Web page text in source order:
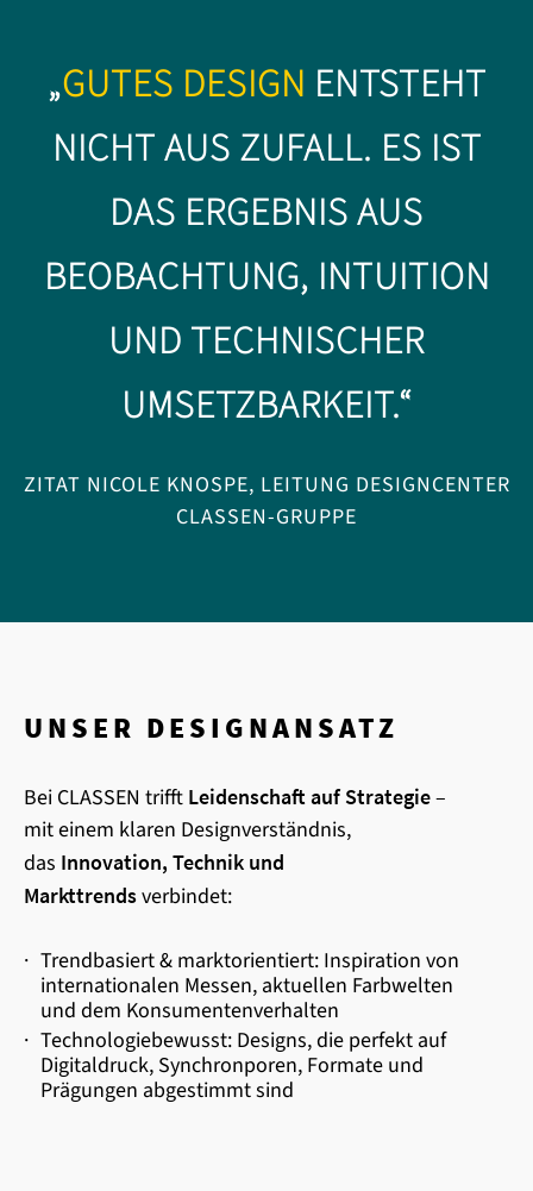
„GUTES DESIGN ENTSTEHT
NICHT AUS ZUFALL. ES IST
DAS ERGEBNIS AUS
BEOBACHTUNG, INTUITION
UND TECHNISCHER
UMSETZBARKEIT.“
ZITAT NICOLE KNOSPE, LEITUNG DESIGNCENTER
CLASSEN-GRUPPE
UNSER DESIGNANSATZ
Bei CLASSEN trifft Leidenschaft auf Strategie–
mit einem klaren Designverständnis,
das Innovation, Technik und
Markttrendsverbindet:
· Trendbasiert & marktorientiert: Inspiration von
internationalen Messen, aktuellen Farbwelten
und dem Konsumentenverhalten
· Technologiebewusst: Designs, die perfekt auf
Digitaldruck, Synchronporen, Formate und
Prägungen abgestimmt sind